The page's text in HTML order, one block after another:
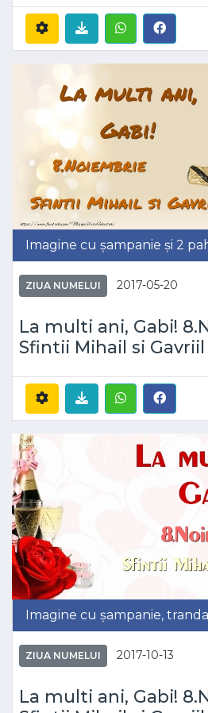
Imagine cu șampanie și 2
ZIUA NUMELUI 2017-05-20
La multi ani, Gabi!
Sfintii Mihail si Gavriil
Imagine cu șampanie,
ZIUA NUMELUI 2017-10-13
La multi ani, Gabi!